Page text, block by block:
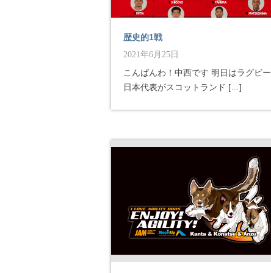
歴史的1戦
2021年6月25日
こんばんわ！中西です 明日はラグビー
日本代表がスコットランド […]